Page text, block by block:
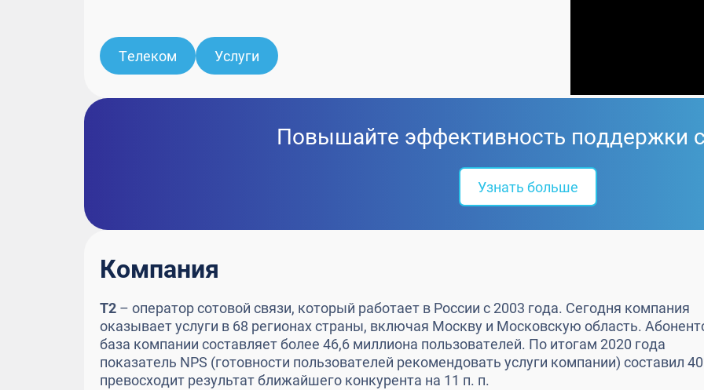
Телеком Услуги
Повышайте эффективность поддержки
Узнать больше
Компания
T2 – оператор сотовой связи, который работает в России с 2003 года. Сегодня компания
оказывает услуги в 68 регионах страны, включая Москву и Московскую область.
база компании составляет более 46,6 миллиона пользователей. По итогам 2020 года
показатель NPS (готовности пользователей рекомендовать услуги компании) составил
превосходит результат ближайшего конкурента на 11 п. п.